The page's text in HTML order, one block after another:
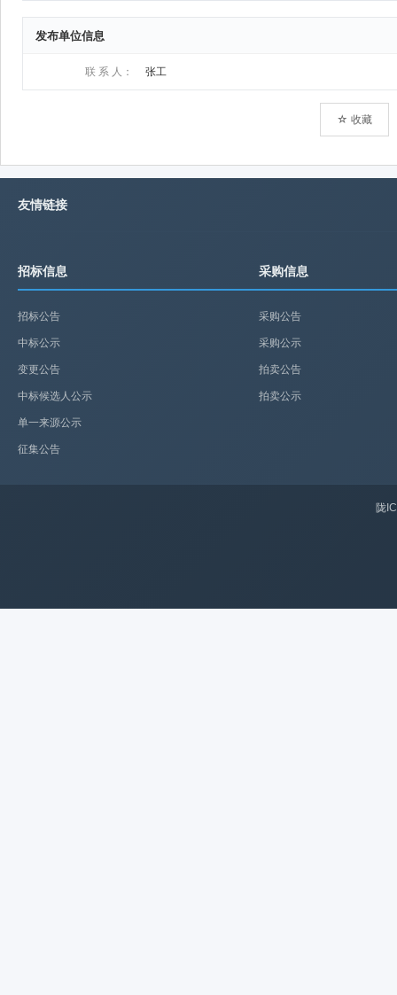
发布单位信息
联 系 人： 张工
☆ 收藏
友情链接
招标信息
招标公告
中标公示
变更公告
中标候选人公示
单一来源公示
征集公告
采购信息
采购公告
采购公示
拍卖公告
拍卖公示
陇